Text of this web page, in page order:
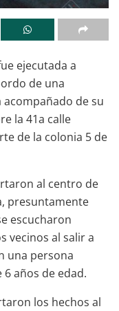
ejecutada a
de una
de su
la 41a calle
de la colonia 5 de
al centro de
presuntamente
escucharon
vecinos al salir a
una persona
años de edad.
los hechos al